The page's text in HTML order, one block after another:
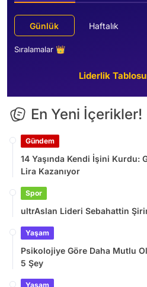
Günlük Haftalık
Sıralamalar 👑
Liderlik
En Yeni İçerikler!
Gündem
14 Yaşında Kendi İşini Kurdu:
Lira Kazanıyor
Spor
ultrAslan Lideri Sebahattin
Yaşam
Psikolojiye Göre Daha Mutlu
5 Şey
Yaşam